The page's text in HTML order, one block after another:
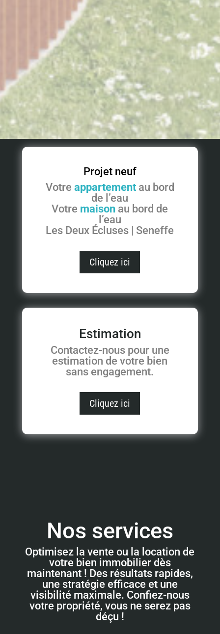
Projet neuf
Votre appartementau bord
de l’eau
Votre maison au bord de
l’eau
Les Deux Écluses | Seneffe
Cliquez ici
Estimation
Contactez-nous pour une
estimation de votre bien
sans engagement.
Cliquez ici
Nos services
Optimisez la vente ou la location de
votre bien immobilier dès
maintenant ! Des résultats rapides,
une stratégie efficace et une
visibilité maximale. Confiez-nous
votre propriété, vous ne serez pas
déçu !